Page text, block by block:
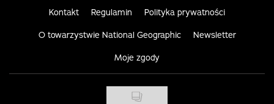
Kontakt Regulamin Polityka prywatności
O towarzystwie National Geographic Newsletter
Moje zgody